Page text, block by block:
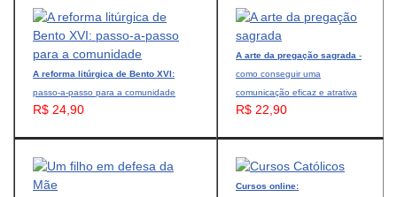
A reforma litúrgica de Bento XVI:
passo-a-passo para a comunidade
R$ 24,90
A arte da pregação sagrada -
como conseguir uma
comunicação eficaz e atrativa
R$ 22,90
Cursos online: